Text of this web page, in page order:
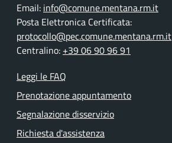
Email: info@comune.mentana.rm.it
Posta Elettronica Certificata:
protocollo@pec.comune.mentana.rm.it
Centralino: +39 06 90 96 91
Leggi le FAQ
Prenotazione appuntamento
Segnalazione disservizio
Richiesta d'assistenza